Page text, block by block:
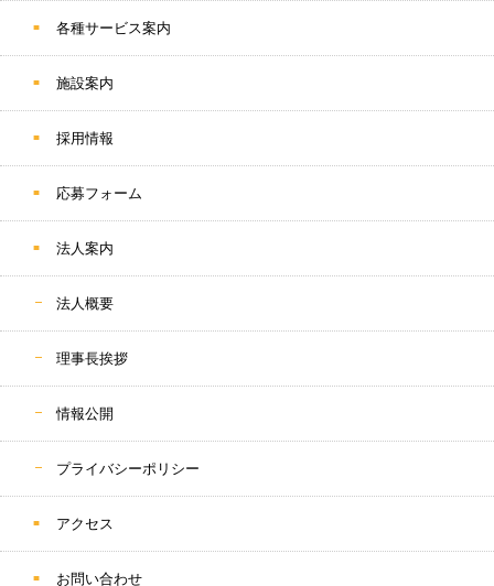
各種サービス案内
施設案内
採用情報
応募フォーム
法人案内
法人概要
理事長挨拶
情報公開
プライバシーポリシー
アクセス
お問い合わせ